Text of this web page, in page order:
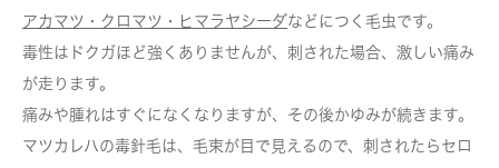
アカマツ・クロマツ・ヒマラヤシーダなどにつく毛虫です。
毒性はドクガほど強くありませんが、刺された場合、激しい痛み
が走ります。
痛みや腫れはすぐになくなりますが、その後かゆみが続きます。
マツカレハの毒針毛は、毛束が目で見えるので、刺されたらセロ